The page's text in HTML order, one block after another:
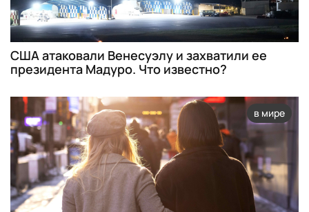
США атаковали Венесуэлу и захватили ее
президента Мадуро. Что известно?
в мире